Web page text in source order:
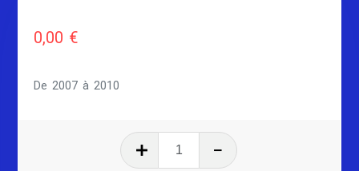
0,00 €
De 2007 à 2010
quantité